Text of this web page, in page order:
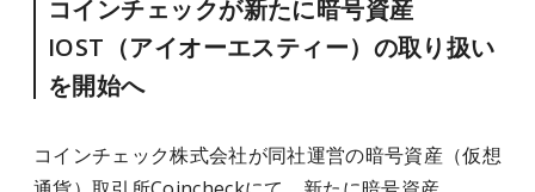
コインチェックが新たに暗号資産
IOST（アイオーエスティー）の取り扱い
を開始へ
コインチェック株式会社が同社運営の暗号資産（仮想